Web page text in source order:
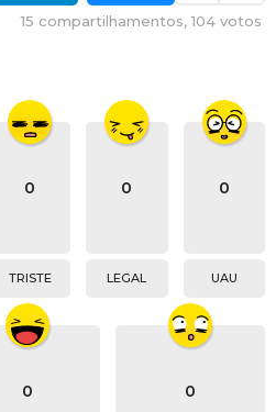
15 compartilhamentos,104 votos
0
TRISTE
0
LEGAL
0
UAU
0 0